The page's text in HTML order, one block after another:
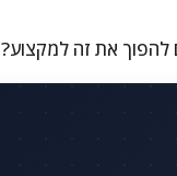
להפוך את זה למקצוע?